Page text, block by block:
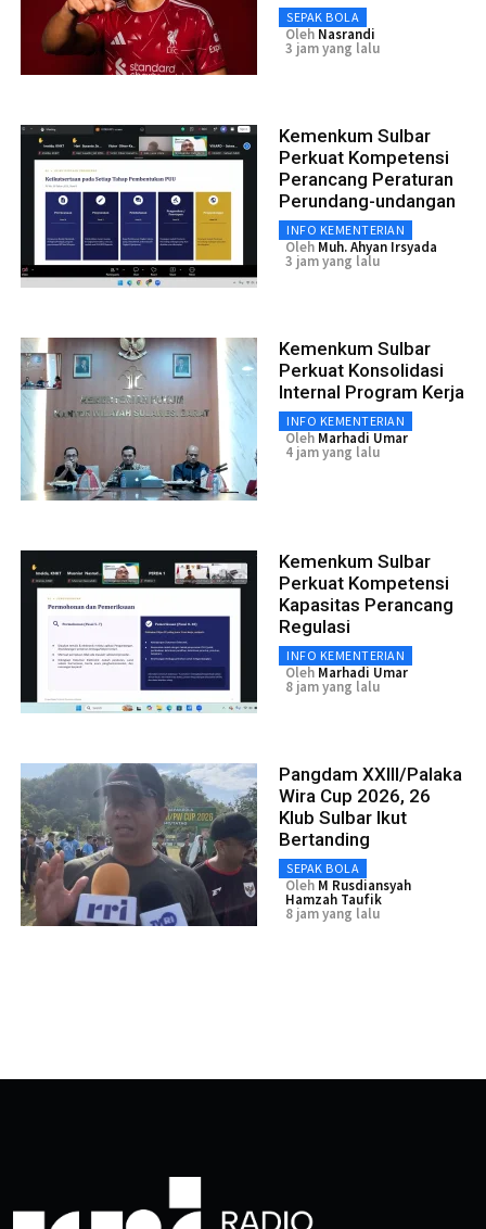
SEPAK BOLA
Oleh Nasrandi
3 jam yang lalu
Kemenkum Sulbar
Perkuat Kompetensi
Perancang Peraturan
Perundang-undangan
INFO KEMENTERIAN
Oleh Muh. Ahyan Irsyada
3 jam yang lalu
Kemenkum Sulbar
Perkuat Konsolidasi
Internal Program Kerja
INFO KEMENTERIAN
Oleh Marhadi Umar
4 jam yang lalu
Kemenkum Sulbar
Perkuat Kompetensi
Kapasitas Perancang
Regulasi
INFO KEMENTERIAN
Oleh Marhadi Umar
8 jam yang lalu
Pangdam XXIII/Palaka
Wira Cup 2026, 26
Klub Sulbar Ikut
Bertanding
SEPAK BOLA
Oleh M Rusdiansyah
Hamzah Taufik
8 jam yang lalu